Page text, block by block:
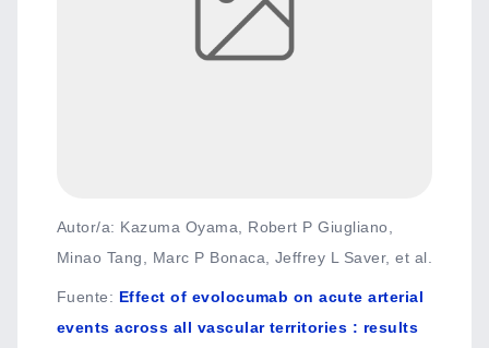
Autor/a: Kazuma Oyama, Robert P Giugliano,
Minao Tang, Marc P Bonaca, Jeffrey L Saver, et al.
Fuente: Effect of evolocumab on acute arterial
events across all vascular territories : results